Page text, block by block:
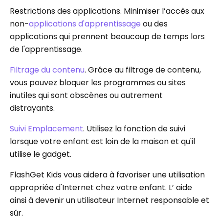
Restrictions des applications. Minimiser l’accès aux
non-applications d'apprentissage ou des
applications qui prennent beaucoup de temps lors
de l'apprentissage.
Filtrage du contenu. Grâce au filtrage de contenu,
vous pouvez bloquer les programmes ou sites
inutiles qui sont obscènes ou autrement
distrayants.
Suivi Emplacement. Utilisez la fonction de suivi
lorsque votre enfant est loin de la maison et qu'il
utilise le gadget.
FlashGet Kids vous aidera à favoriser une utilisation
appropriée d'Internet chez votre enfant. L’ aide
ainsi à devenir un utilisateur Internet responsable et
sûr.